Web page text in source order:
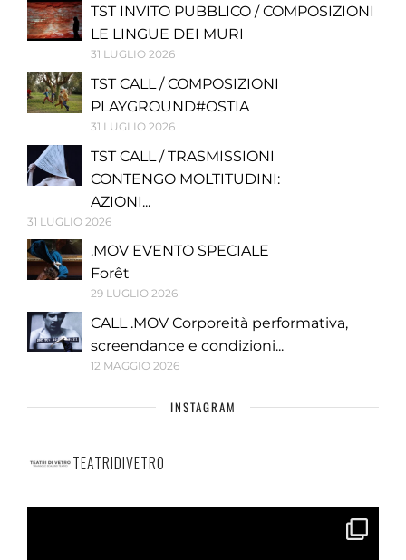
TST INVITO PUBBLICO / COMPOSIZIONI
LE LINGUE DEI MURI
31 LUGLIO 2026
TST CALL / COMPOSIZIONI
PLAYGROUND#OSTIA
31 LUGLIO 2026
TST CALL / TRASMISSIONI
CONTENGO MOLTITUDINI:
AZIONI...
31 LUGLIO 2026
.MOV EVENTO SPECIALE
Forêt
29 LUGLIO 2026
CALL .MOV Corporeità performativa,
screendance e condizioni...
12 MAGGIO 2026
INSTAGRAM
TEATRIDIVETRO